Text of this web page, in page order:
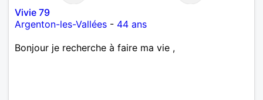
Vivie 79
Argenton-les-Vallées - 44 ans
Bonjour je recherche à faire ma vie ,